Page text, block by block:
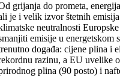
grijanja do prometa,
je i velik izvor štetnih
neutralnosti
emisije u energetskom
događa: cijene plina i
razinu, a EU uvelike
plina (90 posto) i